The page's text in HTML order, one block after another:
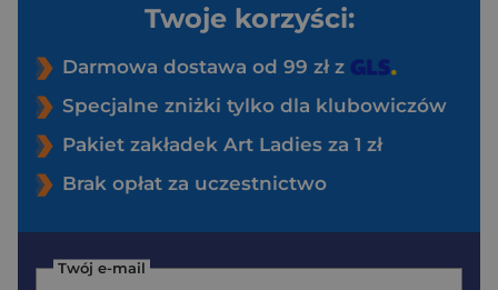
Twoje korzyści:
Darmowa dostawa od 99 zł z
Specjalne zniżki tylko dla klubowiczów
Pakiet zakładek Art Ladies za 1 zł
Brak opłat za uczestnictwo
Twój e-mail